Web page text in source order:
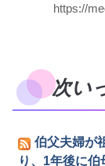
https://
次い
伯父夫婦が
り、1年後に伯